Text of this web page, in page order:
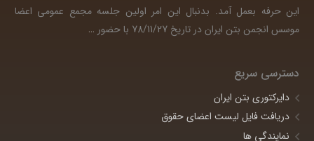
این حرفه بعمل آمد. بدنبال این امر اولین جلسه مجمع عمومی اعضا
موسس انجمن بتن ایران در تاریخ 78/11/27 با حضور
…
دسترسی سریع
دایرکتوری بتن ایران
دریافت فایل لیست اعضای حقوق
نمایندگی ها